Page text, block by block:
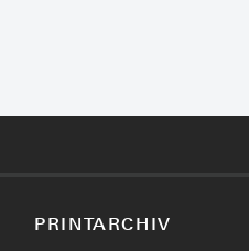
PRINTARCHIV